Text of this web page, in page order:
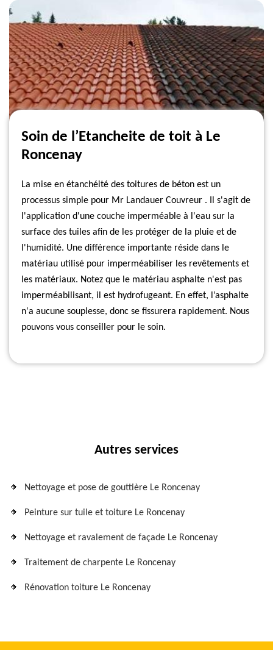
Soin de l’Etancheite de toit à Le
Roncenay
La mise en étanchéité des toitures de béton est un
processus simple pour Mr Landauer Couvreur . Il s'agit de
l'application d'une couche imperméable à l'eau sur la
surface des tuiles afin de les protéger de la pluie et de
l'humidité. Une différence importante réside dans le
matériau utilisé pour imperméabiliser les revêtements et
les matériaux. Notez que le matériau asphalte n'est pas
imperméabilisant, il est hydrofugeant. En effet, l’asphalte
n'a aucune souplesse, donc se fissurera rapidement. Nous
pouvons vous conseiller pour le soin.
Autres services
Nettoyage et pose de gouttière Le Roncenay
Peinture sur tuile et toiture Le Roncenay
Nettoyage et ravalement de façade Le Roncenay
Traitement de charpente Le Roncenay
Rénovation toiture Le Roncenay